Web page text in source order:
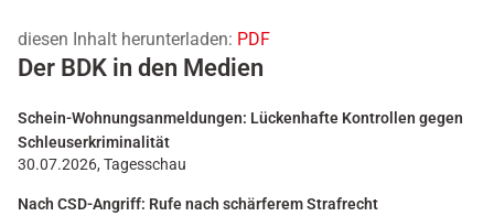
diesen Inhalt herunterladen: PDF
Der BDK in den Medien
Schein-Wohnungsanmeldungen: Lückenhafte Kontrollen gegen
Schleuserkriminalität
30.07.2026, Tagesschau
Nach CSD-Angriff: Rufe nach schärferem Strafrecht